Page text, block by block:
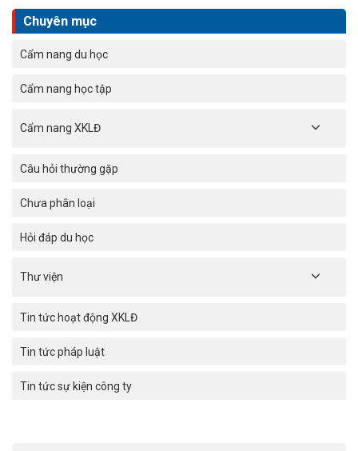
Chuyên mục
Cẩm nang du học
Cẩm nang học tập
Cẩm nang XKLĐ
Câu hỏi thường gặp
Chưa phân loại
Hỏi đáp du học
Thư viện
Tin tức hoạt động XKLĐ
Tin tức pháp luật
Tin tức sự kiện công ty